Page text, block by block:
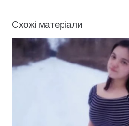
Схожі матеріали